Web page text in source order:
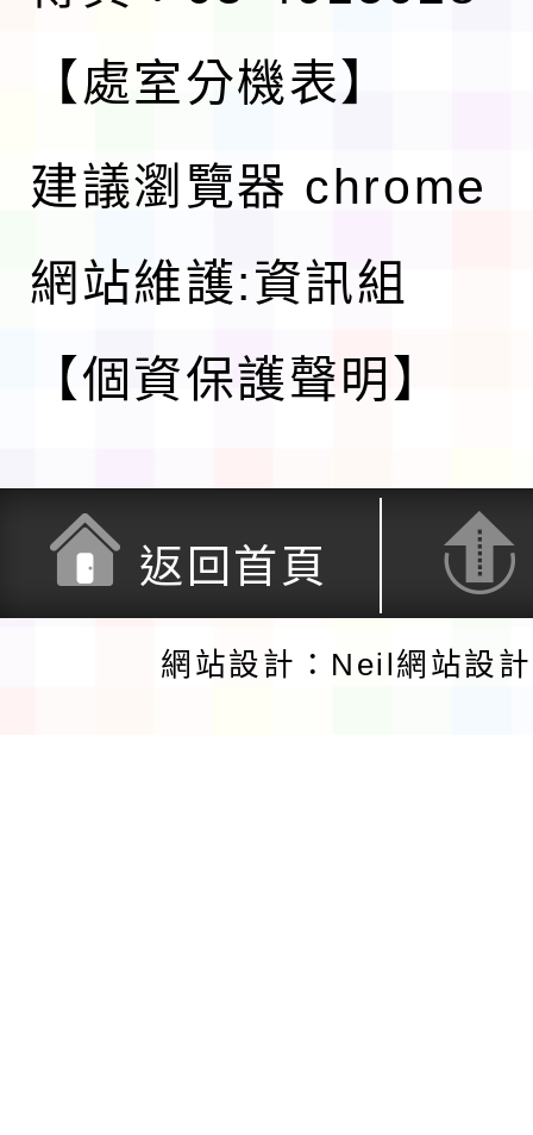
【處室分機表】
建議瀏覽器 chrome
網站維護:資訊組
【個資保護聲明】
返回首頁
網站設計：Neil網站設